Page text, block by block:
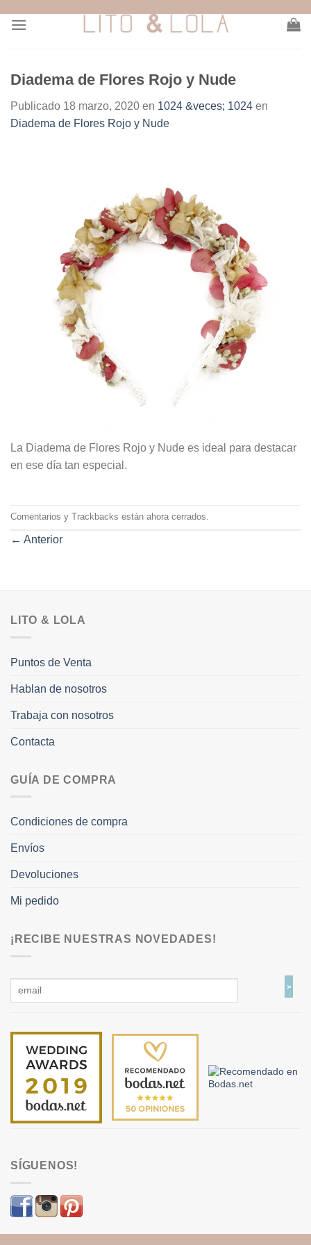
Diadema de Flores Rojo y Nude
Publicado 18 marzo, 2020 en 1024 &veces; 1024 en
Diadema de Flores Rojo y Nude
La Diadema de Flores Rojo y Nude es ideal para destacar
en ese día tan especial.
Comentarios y Trackbacks están ahora cerrados.
← Anterior
LITO & LOLA
Puntos de Venta
Hablan de nosotros
Trabaja con nosotros
Contacta
GUÍA DE COMPRA
Condiciones de compra
Envíos
Devoluciones
Mi pedido
¡RECIBE NUESTRAS NOVEDADES!
SÍGUENOS!